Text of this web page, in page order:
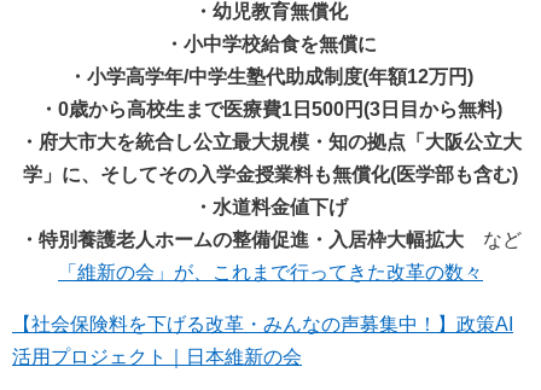
・幼児教育無償化
・小中学校給食を無償に
・小学高学年/中学生塾代助成制度(年額12万円)
・0歳から高校生まで医療費1日500円(3日目から無料)
・府大市大を統合し公立最大規模・知の拠点「大阪公立大
学」に、そしてその入学金授業料も無償化(医学部も含む)
・水道料金値下げ
・特別養護老人ホームの整備促進・入居枠大幅拡大 など
「維新の会」が、これまで行ってきた改革の数々
【社会保険料を下げる改革・みんなの声募集中！】政策AI
活用プロジェクト｜日本維新の会